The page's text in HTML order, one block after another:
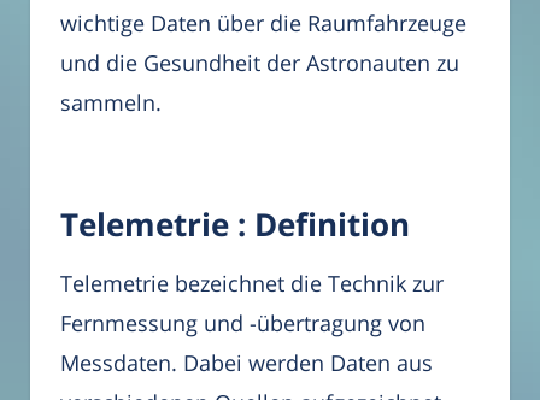
wichtige Daten über die Raumfahrzeuge
und die Gesundheit der Astronauten zu
sammeln.
Telemetrie : Definition
Telemetrie bezeichnet die Technik zur
Fernmessung und -übertragung von
Messdaten. Dabei werden Daten aus